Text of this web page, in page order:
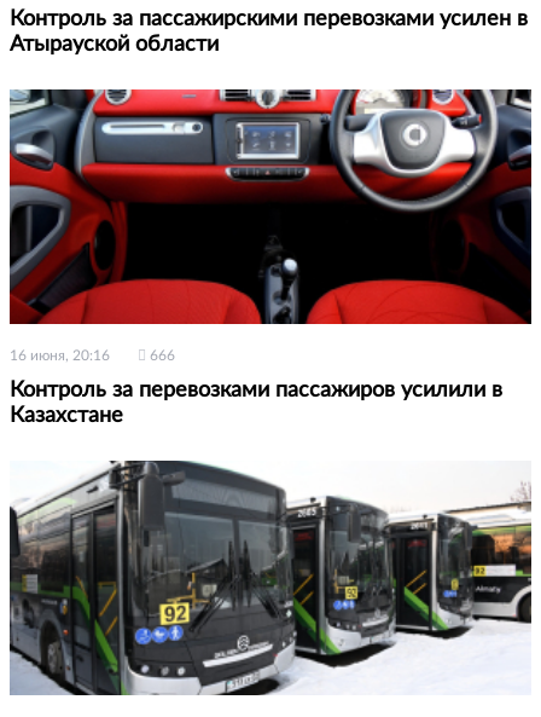
Контроль за пассажирскими перевозками усилен в
Атырауской области
16 июня, 20:16 666
Контроль за перевозками пассажиров усилили в
Казахстане